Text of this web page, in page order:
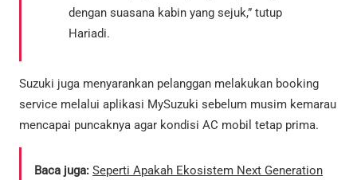
dengan suasana kabin yang sejuk,” tutup
Hariadi.
Suzuki juga menyarankan pelanggan melakukan booking
service melalui aplikasi MySuzuki sebelum musim kemarau
mencapai puncaknya agar kondisi AC mobil tetap prima.
Baca juga: Seperti Apakah Ekosistem Next Generation